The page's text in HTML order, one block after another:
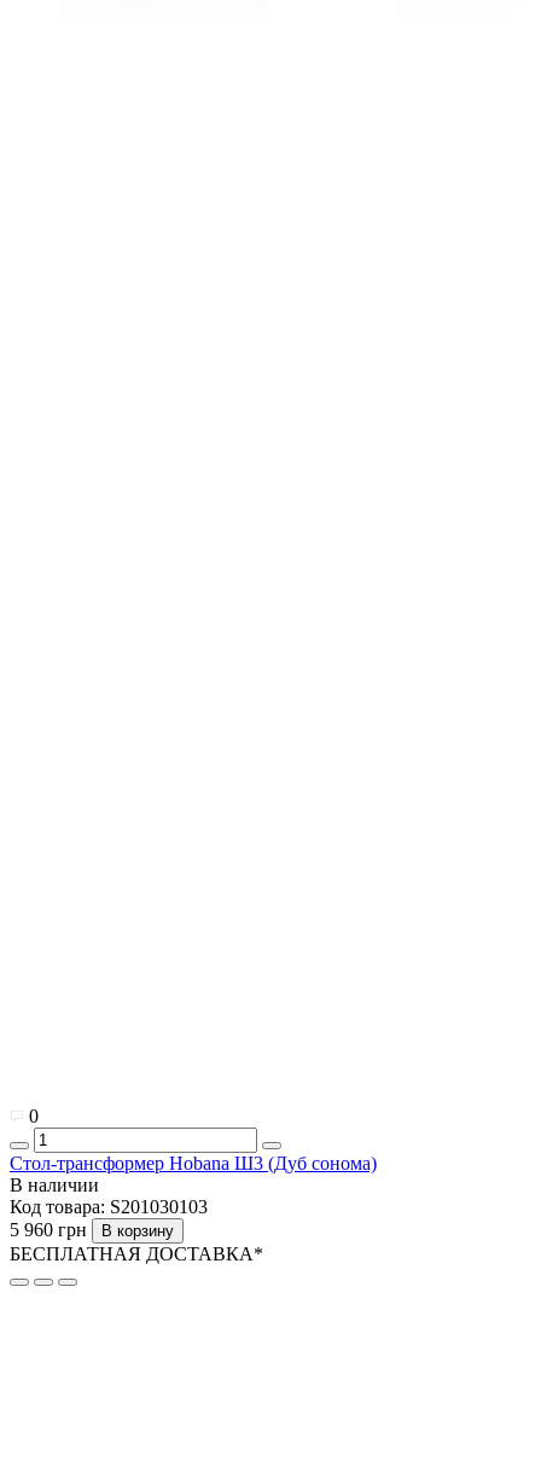
0
Стол-трансформер Hobana Ш3 (Дуб сонома)
В наличии
Код товара: S201030103
5 960 грн
В корзину
БЕСПЛАТНАЯ ДОСТАВКА*